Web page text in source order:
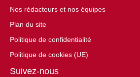
Nos rédacteurs et nos équipes
Plan du site
Politique de confidentialité
Politique de cookies (UE)
Suivez-nous